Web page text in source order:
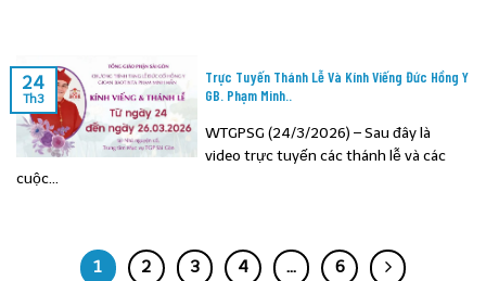
Trực Tuyến Thánh Lễ Và Kính Viếng Đức Hồng Y
GB. Phạm Minh..
WTGPSG (24/3/2026) – Sau đây là
video trực tuyến các thánh lễ và các
cuộc...
24
Th3
1 2 3 4 … 6